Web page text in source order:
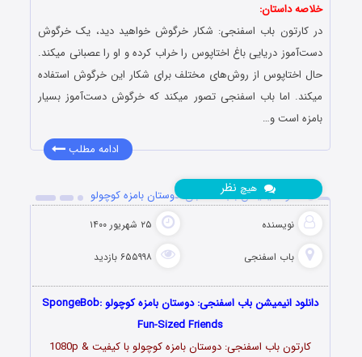
خلاصه داستان:
در کارتون باب اسفنجی: شکار خرگوش خواهید دید، یک خرگوش
دست‌آموز دریایی باغ اختاپوس را خراب کرده و او را عصبانی میکند.
حال اختاپوس از روش‌های مختلف برای شکار این خرگوش استفاده
میکند. اما باب اسفنجی تصور میکند که خرگوش دست‌آموز بسیار
بامزه است و…
ادامه مطلب
دانلود انیمیشن باب اسفنجی: دوستان بامزه کوچولو
نویسنده ۲۵ شهریور ۱۴۰۰
باب اسفنجی ۶۵۵۹۹۸ بازدید
هیچ نظر
دانلود انیمیشن باب اسفنجی: دوستان بامزه کوچولو SpongeBob:
Fun-Sized Friends
کارتون باب اسفنجی: دوستان بامزه کوچولو با کیفیت 1080p &